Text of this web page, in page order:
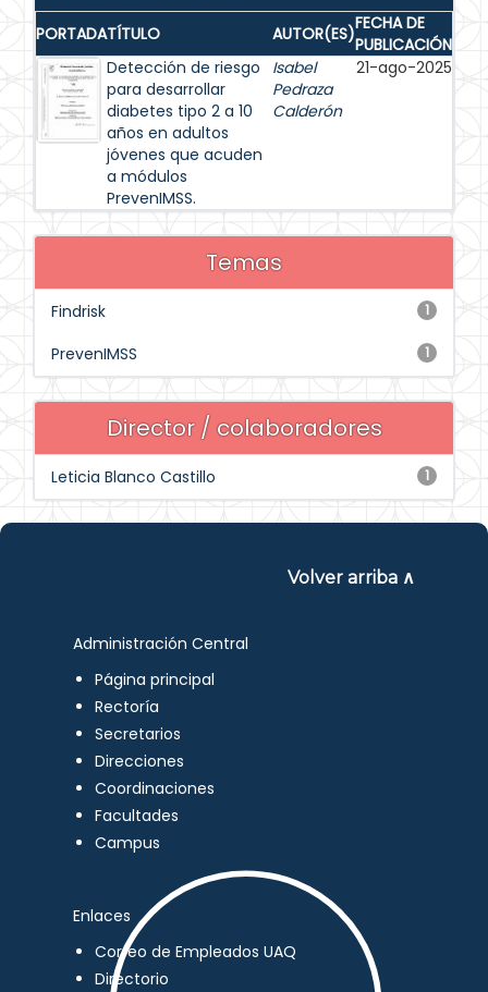
PORTADATÍTULO AUTOR(ES)FECHA DE
PUBLICACIÓN
Detección de riesgo
para desarrollar
diabetes tipo 2 a 10
años en adultos
jóvenes que acuden
a módulos
PrevenIMSS.
Isabel
Pedraza
Calderón
21-ago-2025
Temas
1
Findrisk
1
PrevenIMSS
Director / colaboradores
1
Leticia Blanco Castillo
Volver arriba ∧
Administración Central
Página principal
Rectoría
Secretarios
Direcciones
Coordinaciones
Facultades
Campus
Enlaces
Correo de Empleados UAQ
Directorio